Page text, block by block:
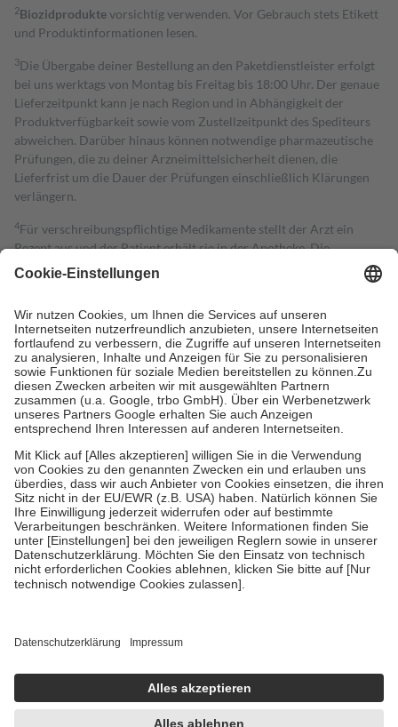
2Biozidproduktevorsichtig verwenden. Vor Gebrauch stets Etikett
und Produktinformationen lesen.
3Die Übergabe deiner Bestellung an den Paketdienstleister erfolgt
bei uns werktags von Montag bis Freitag bis 18:00 Uhr. Der genaue
Lieferzeitpunkt kann je nach Region und in Abhängigkeit der
Produktverfügbarkeit sowie vom Zustellzeitpunkt des Spediteurs
abweichen. Darüber hinaus können notwendige pharmazeutische
Prüfungen, die zu deiner Arzneimittelsicherheit dienen, die
Lieferfrist um die Dauer der Prüfungen einschließlich Klärungen
verlängern.
4Für verschreibungspflichtige Medikamente stellt der Arzt ein
Rezept aus und der Patient erhält sie in der Apotheke. Die
gesetzliche Krankenversicherung übernimmt in der Regel die
Kosten dafür, der Versicherte trägt einen Teil davon als Zuzahlung
Grundsätzlich leisten Mitglieder Zuzahlungen in Höhe von zehn
Prozent des Abgabepreises,mindestens jedochfünf Euround
höchstens zehn Euro.Es sind jedoch nie mehr als die tatsächlichen
Kosten der Leistung zu entrichten.
Diese Regeln gelten grundsätzlich auch für Online-Apotheken.
Bei Heilmitteln und häuslicher Krankenpflege beträgt die
Zuzahlung zehn Prozent der Kosten sowie zehn Euro je
Verordnung.
Um das Engagement der Versicherten für ihre eigene Gesundheit zu
stärken und die besondere Stellung der Familie zu unterstützen,
fallenkeine Zuzahlungenan bei:
• Kindern und Jugendlichen bis zum vollendeten 18. Lebensjahr
mit Ausnahme der Fahrkosten
• Untersuchungen zur Vorsorge und Früherkennung, die von der
GKV getragen werden
Einholung von Bewertungen. Trusted Shops hat Maßnahmen
getroffen, um sicherzustellen, dass es sich um echte Bewertungen
handelt. Mehr Informationen findest du hier: